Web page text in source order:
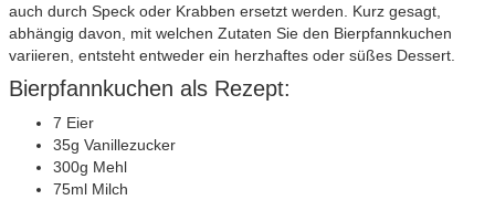
auch durch Speck oder Krabben ersetzt werden. Kurz gesagt,
abhängig davon, mit welchen Zutaten Sie den Bierpfannkuchen
variieren, entsteht entweder ein herzhaftes oder süßes Dessert.
Bierpfannkuchen als Rezept:
7 Eier
35g Vanillezucker
300g Mehl
75ml Milch